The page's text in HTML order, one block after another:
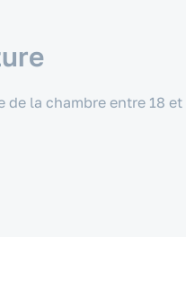
la chambre entre 18 et